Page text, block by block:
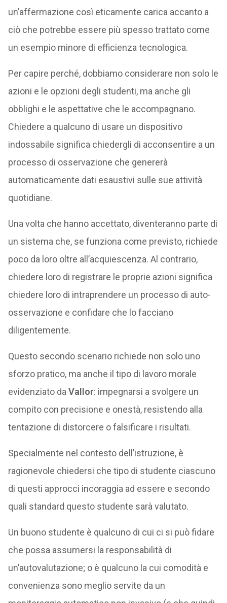
un’affermazione così eticamente carica accanto a
ciò che potrebbe essere più spesso trattato come
un esempio minore di efficienza tecnologica.
Per capire perché, dobbiamo considerare non solo le
azioni e le opzioni degli studenti, ma anche gli
obblighi e le aspettative che le accompagnano.
Chiedere a qualcuno di usare un dispositivo
indossabile significa chiedergli di acconsentire a un
processo di osservazione che genererà
automaticamente dati esaustivi sulle sue attività
quotidiane.
Una volta che hanno accettato, diventeranno parte di
un sistema che, se funziona come previsto, richiede
poco da loro oltre all’acquiescenza. Al contrario,
chiedere loro di registrare le proprie azioni significa
chiedere loro di intraprendere un processo di auto-
osservazione e confidare che lo facciano
diligentemente.
Questo secondo scenario richiede non solo uno
sforzo pratico, ma anche il tipo di lavoro morale
evidenziato da Vallor: impegnarsi a svolgere un
compito con precisione e onestà, resistendo alla
tentazione di distorcere o falsificare i risultati.
Specialmente nel contesto dell’istruzione, è
ragionevole chiedersi che tipo di studente ciascuno
di questi approcci incoraggia ad essere e secondo
quali standard questo studente sarà valutato.
Un buono studente è qualcuno di cui ci si può fidare
che possa assumersi la responsabilità di
un’autovalutazione; o è qualcuno la cui comodità e
convenienza sono meglio servite da un